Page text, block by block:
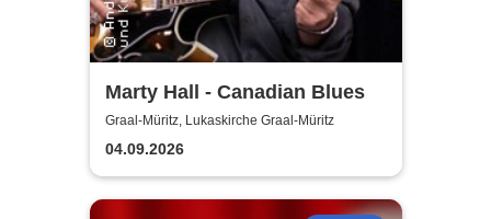
Marty Hall - Canadian Blues
Graal-Müritz, Lukaskirche Graal-Müritz
04.09.2026